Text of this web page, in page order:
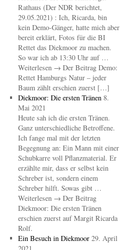
Rathaus (Der NDR berichtet,
29.05.2021) : Ich, Ricarda, bin
kein Demo-Gänger, hatte mich aber
bereit erklärt, Fotos für die BI
Rettet das Diekmoor zu machen.
So war ich ab 13:30 Uhr auf …
Weiterlesen → Der Beitrag Demo:
Rettet Hamburgs Natur – jeder
Baum zählt erschien zuerst […]
Diekmoor: Die ersten Tränen 8.
Mai 2021
Heute sah ich die ersten Tränen.
Ganz unterschiedliche Betroffene.
Ich fange mal mit der letzten
Begegnung an: Ein Mann mit einer
Schubkarre voll Pflanzmaterial. Er
erzählte mir, dass er selbst kein
Schreber ist, sondern einem
Schreber hilft. Sowas gibt …
Weiterlesen → Der Beitrag
Diekmoor: Die ersten Tränen
erschien zuerst auf Margit Ricarda
Rolf.
Ein Besuch in Diekmoor 29. April